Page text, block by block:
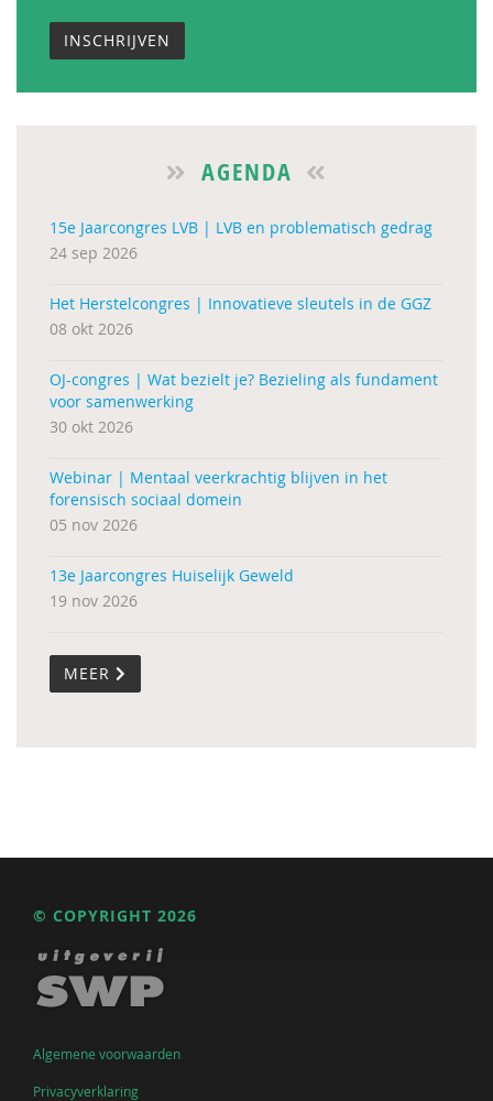
INSCHRIJVEN
AGENDA
15e Jaarcongres LVB | LVB en problematisch gedrag
24 sep 2026
Het Herstelcongres | Innovatieve sleutels in de GGZ
08 okt 2026
OJ-congres | Wat bezielt je? Bezieling als fundament
voor samenwerking
30 okt 2026
Webinar | Mentaal veerkrachtig blijven in het
forensisch sociaal domein
05 nov 2026
13e Jaarcongres Huiselijk Geweld
19 nov 2026
MEER
© COPYRIGHT 2026
Algemene voorwaarden
Privacyverklaring